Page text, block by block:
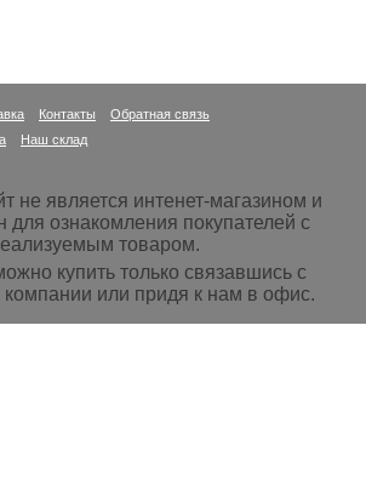
Контакты
Обратная связь
Наш склад
не является интенет-магазином и
для ознакомления покупателей с
товаром.
купить только связавшись с
компании или придя к нам в офис.